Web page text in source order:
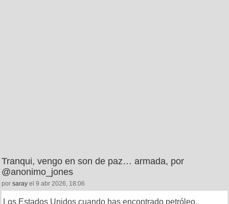
Tranqui, vengo en son de paz… armada, por
@anonimo_jones
por saray el 9 abr 2026, 18:06
Los Estados Unidos cuando has encontrado petróleo.